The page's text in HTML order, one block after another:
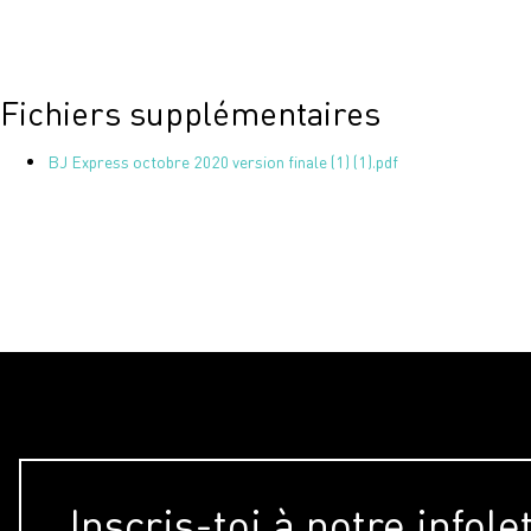
Fichiers supplémentaires
BJ Express octobre 2020 version finale (1) (1).pdf